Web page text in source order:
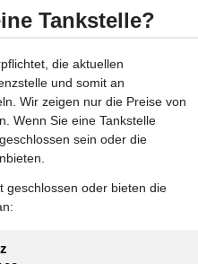
Tankstelle?
die aktuellen
und somit an
Wir zeigen nur die Preise von
Wenn Sie eine Tankstelle
sein oder die
geschlossen oder bieten die